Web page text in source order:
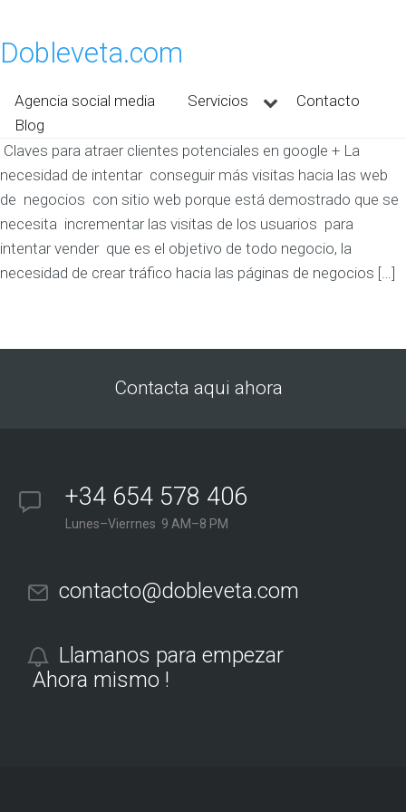
Dobleveta.com
Agencia social media Servicios
Contacto
Blog
Claves para atraer clientes potenciales en google + La
necesidad de intentar conseguir más visitas hacia las web
de negocios con sitio web porque está demostrado que se
necesita incrementar las visitas de los usuarios para
intentar vender que es el objetivo de todo negocio, la
necesidad de crear tráfico hacia las páginas de negocios […]
Contacta aqui ahora
+34 654 578 406
Lunes–Vierrnes 9 AM–8 PM
contacto@dobleveta.com
Llamanos para empezar
Ahora mismo !